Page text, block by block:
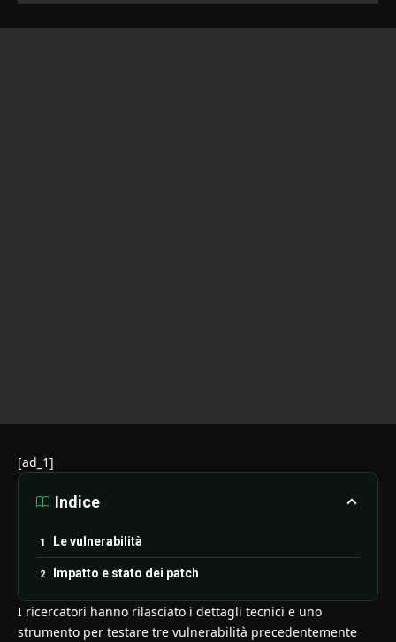
[ad_1]
Indice
Le vulnerabilità
Impatto e stato dei patch
I ricercatori hanno rilasciato i dettagli tecnici e uno
strumento per testare tre vulnerabilità precedentemente